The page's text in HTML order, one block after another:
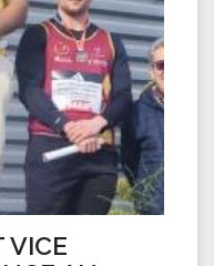
VICE